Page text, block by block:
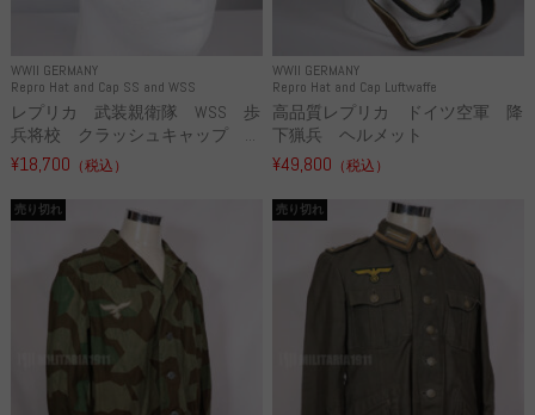
WWII GERMANY
Repro Hat and Cap SS and WSS
レプリカ 武装親衛隊 WSS 歩
兵将校 クラッシュキャップ ...
¥18,700 （税込）
WWII GERMANY
Repro Hat and Cap Luftwaffe
高品質レプリカ ドイツ空軍 降
下猟兵 ヘルメット
¥49,800 （税込）
売り切れ 売り切れ